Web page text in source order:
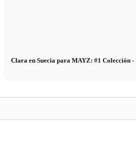
Clara en Suecia para MAYZ: #1 Colección